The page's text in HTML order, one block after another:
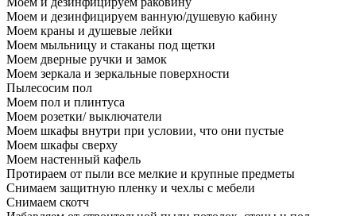
Моем и дезинфицируем ванную/душевую кабину
Моем краны и душевые лейки
Моем мыльницу и стаканы под щетки
Моем дверные ручки и замок
Моем зеркала и зеркальные поверхности
Пылесосим пол
Моем пол и плинтуса
Моем розетки/ выключатели
Моем шкафы внутри при условии, что они пустые
Моем шкафы сверху
Моем настенный кафель
Протираем от пыли все мелкие и крупные предметы
Снимаем защитную пленку и чехлы с мебели
Снимаем скотч